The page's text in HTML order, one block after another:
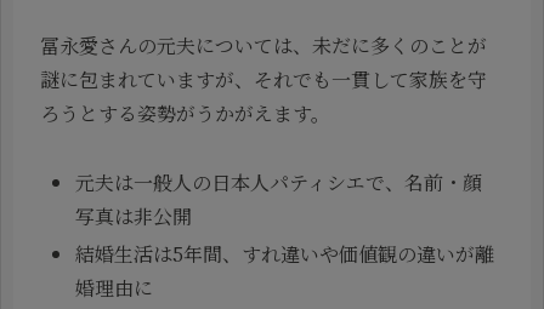
冨永愛さんの元夫については、未だに多くのことが
謎に包まれていますが、それでも一貫して家族を守
ろうとする姿勢がうかがえます。
元夫は一般人の日本人パティシエで、名前・顔
写真は非公開
結婚生活は5年間、すれ違いや価値観の違いが離
婚理由に